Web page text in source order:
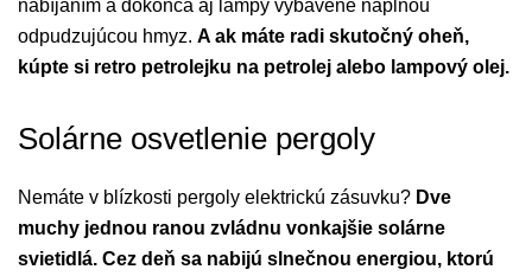
nabíjaním a dokonca aj lampy vybavené náplňou
odpudzujúcou hmyz. A ak máte radi skutočný oheň,
kúpte si retro petrolejku na petrolej alebo lampový olej.
Solárne osvetlenie pergoly
Nemáte v blízkosti pergoly elektrickú zásuvku? Dve
muchy jednou ranou zvládnu vonkajšie solárne
svietidlá. Cez deň sa nabijú slnečnou energiou, ktorú